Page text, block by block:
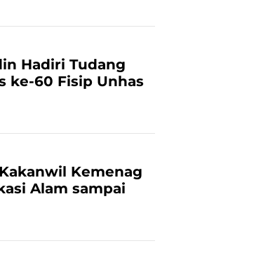
Hadiri Tudang
ke-60 Fisip Unhas
Kemenag
Alam sampai